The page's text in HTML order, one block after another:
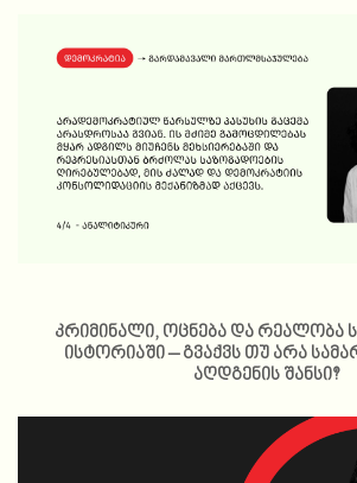
კრიმინალი, ოცნება და რეალობა
ისტორიაში – გვაქვს თუ არა
აღდგენის შანსი?